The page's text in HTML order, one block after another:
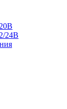
24В